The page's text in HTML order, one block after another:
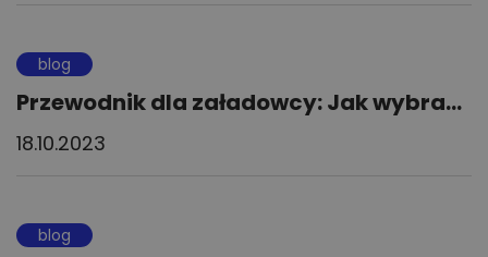
blog
Przewodnik dla załadowcy: Jak wybra...
18.10.2023
blog